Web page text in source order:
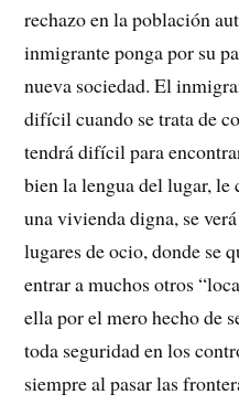
rechazo en la población
inmigrante ponga por su
nueva sociedad. El
difícil cuando se trata de
tendrá difícil para
bien la lengua del lugar, le
una vivienda digna, se
lugares de ocio, donde se
entrar a muchos otros
ella por el mero hecho de
toda seguridad en los
siempre al pasar las